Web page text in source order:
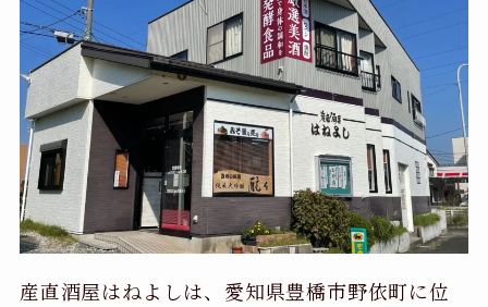
産直酒屋はねよしは、愛知県豊橋市野依町に位